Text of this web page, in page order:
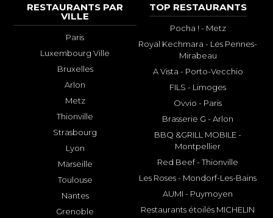
RESTAURANTS PAR
VILLE
Paris
Luxembourg Ville
Bruxelles
Arlon
Metz
Thionville
Strasbourg
Lyon
Marseille
Toulouse
Nantes
Grenoble
TOP RESTAURANTS
Pocha ! - Metz
Royal Kechmara - Les Pennes-
Mirabeau
A Vista - Porto-Vecchio
FILS - Limoges
Ovvio - Paris
Brasserie G - Arlon
BBQ &GRILL MOBILE -
Montpellier
Red Beef - Thionville
Les Roses - Mondorf-Les-Bains
AUMI - Puymoyen
Restaurants étoilés MICHELIN